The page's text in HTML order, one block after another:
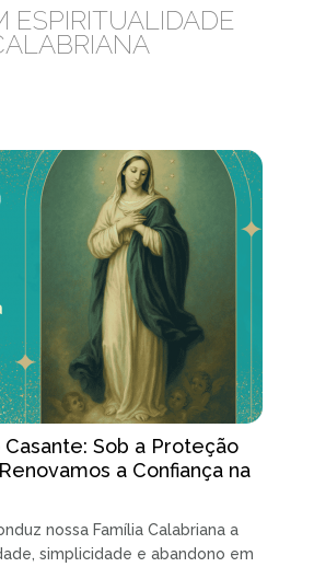
ESPIRITUALIDADE
Sob a Proteção
a Confiança na
nossa Família Calabriana a
simplicidade e abandono em